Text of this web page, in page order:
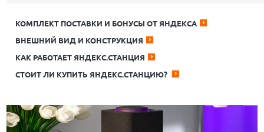
КОМПЛЕКТ ПОСТАВКИ И БОНУСЫ ОТ ЯНДЕКСА
ВНЕШНИЙ ВИД И КОНСТРУКЦИЯ
КАК РАБОТАЕТ ЯНДЕКС.СТАНЦИЯ
СТОИТ ЛИ КУПИТЬ ЯНДЕКС.СТАНЦИЮ?